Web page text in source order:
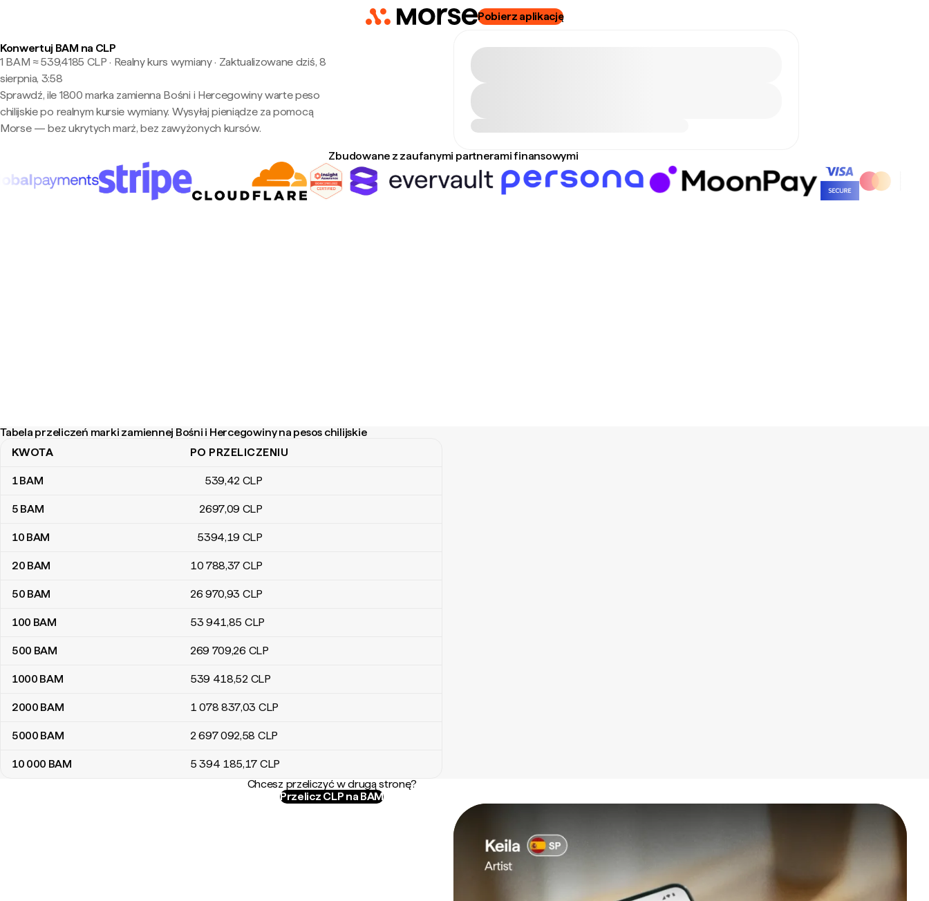
Pobierz aplikację
Konwertuj BAM na CLP
1 BAM ≈ 539,4185 CLP · Realny kurs wymiany· Zaktualizowane dziś, 8
sierpnia, 3:58
Sprawdź, ile 1800 marka zamienna Bośni i Hercegowiny warte peso
chilijskie po realnym kursie wymiany. Wysyłaj pieniądze za pomocą
Morse — bez ukrytych marż, bez zawyżonych kursów.
Zbudowane z zaufanymi partnerami finansowymi
Tabela przeliczeń marki zamiennej Bośni i Hercegowiny na pesos chilijskie
Tabela przeliczeń marki zamiennej Bośni i Hercegowiny na pesos chilijskie
KWOTA PO PRZELICZENIU
1BAM 539,42 CLP
5 BAM 2697,09 CLP
10 BAM 5394,19 CLP
20 BAM 10 788,37 CLP
50 BAM 26 970,93 CLP
100 BAM 53 941,85 CLP
500 BAM 269 709,26 CLP
1000 BAM 539 418,52 CLP
2000 BAM 1 078 837,03 CLP
5000 BAM 2 697 092,58 CLP
10 000 BAM 5 394 185,17 CLP
Chcesz przeliczyć w drugą stronę?
Przelicz CLP na BAM